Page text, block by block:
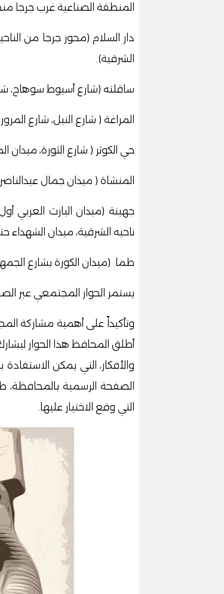
المنطقة الصناعية غرب جرجا
دار السلام (محور جرجا من
الشرقية).
ساقلته (شارع أسيوط سوهاج، شارع
المراغة ( شارع النيل، شارع
حي الكوثر ( شارع الثورة، ميدان
المنشاة ( ميدان جمال
جهينة (ميدان البارث العربي
ناحيه الشرقية، ميدان الشهداء
طما (ميدان الكورة بشارع
يستمر الحوار المجتمعي عبر
وتأكيداً على أهمية مشاركة
أطلق المحافظ هذا الحوار
والأفكار، التي يمكن
الصفحة الرسمية بالمحافظة،
التي وقع الاختيار عليها.